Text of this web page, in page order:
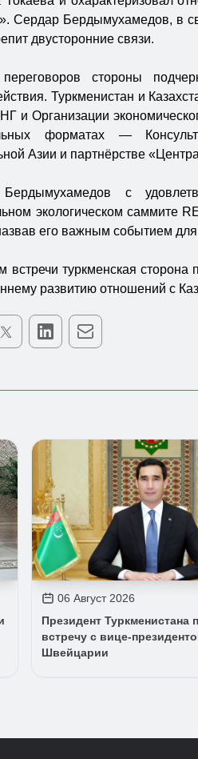
Сердар Бердымухамедов, в
двусторонние связи.
стороны
Туркменистан и
и Организации
форматах —
Азии и партнёрстве
с
экологическом саммите
его важным событием для
встречи туркменская
развитию отношений с
06 Август 2026
Президент Туркменистана
встречу с вице-
Швейцарии